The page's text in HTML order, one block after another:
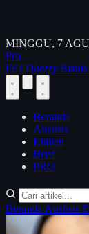
MINGGU, 7
Pro
FEEDberry Bisnis
Beranda
Analisis
Emiten
Brief
PRO
Beranda Analisis